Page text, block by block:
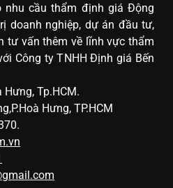
nhu cầu thẩm định giá Động
doanh nghiệp, dự án đầu tư,
tư vấn thêm về lĩnh vực thẩm
Công ty TNHH Định giá Bến
Hưng, Tp.HCM.
Hưng, TP.HCM